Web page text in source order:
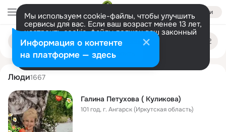
Войти
Мы используем cookie-файлы, чтобы улучшить
сервисы для вас. Если ваш возраст менее 13 лет,
настроить cookie-файлы должен ваш законный
представитель. Больше информации
Разрешить все Настроить
Поиск
людям
galina petukhova
Люди1667
Галина Петухова ( Куликова)
101 год,г. Ангарск (Иркутская область)
Информация о контенте
на платформе — здесь